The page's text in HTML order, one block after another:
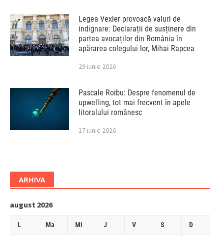
Legea Vexler provoacă valuri de
indignare: Declarații de susținere din
partea avocaților din România în
apărarea colegului lor, Mihai Rapcea
29 iunie 2026
Pascale Roibu: Despre fenomenul de
upwelling, tot mai frecvent în apele
litoralului românesc
17 iunie 2026
ARHIVA
august 2026
L Ma Mi J V S D